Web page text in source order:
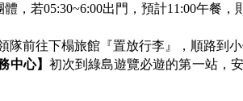
體，若05:30~6:00出門，預計11:00午餐
隊前往下榻旅館『置放行李』，順路到
中心】 初次到綠島遊覽必遊的第一站，